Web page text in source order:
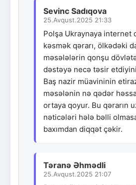
Sevinc Sadıqova
25.Avqust.2025 21:33
Polşa Ukraynaya internet
kəsmək qərarı, ölkədəki
məsələlərin qonşu
dəstəyə necə təsir
Baş nazir müavininin
məsələnin nə qədər
ortaya qoyur. Bu qərarın
nəticələri hələ bəlli
baxımdan diqqət çəkir.
Təranə Əhmədli
25.Avqust.2025 21:07